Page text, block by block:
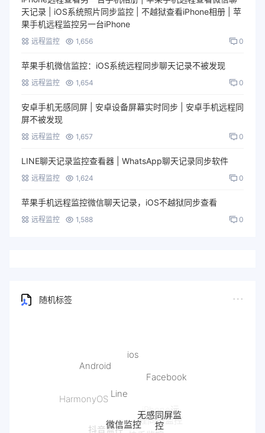
天记录 | iOS系统照片同步监控 | 不越狱查看iPhone相册 | 苹
果手机远程监控另一台iPhone
远程监控 1,656 0
苹果手机微信监控：iOS系统远程同步聊天记录不被发现
远程监控 1,654 0
安卓手机无感同屏 | 安卓设备屏幕实时同步 | 安卓手机远程同
屏不被发现
远程监控 1,657 0
LINE聊天记录监控查看器 | WhatsApp聊天记录同步软件
远程监控 1,624 0
苹果手机远程监控微信聊天记录，iOS不越狱同步查看
远程监控 1,588 0
随机标签
iPhone远
程同屏监控
抖音监控
控
Line